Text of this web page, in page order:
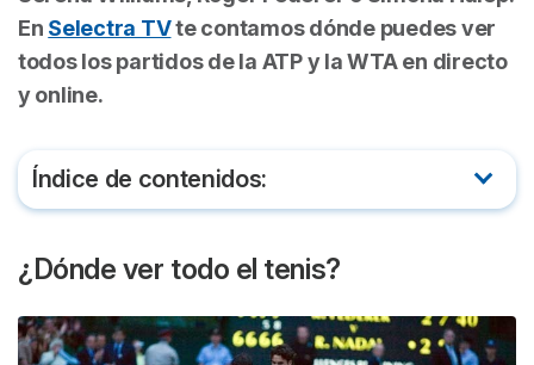
En Selectra TVte contamos dónde puedes ver
todos los partidos de la ATP y la WTA en directo
y online.
Índice de contenidos:
en directo?
¿Dónde ver todo el tenis?